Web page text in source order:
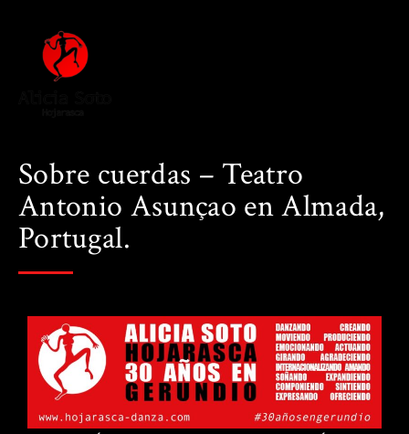
Sobre cuerdas – Teatro
Antonio Asunçao en Almada,
Portugal.